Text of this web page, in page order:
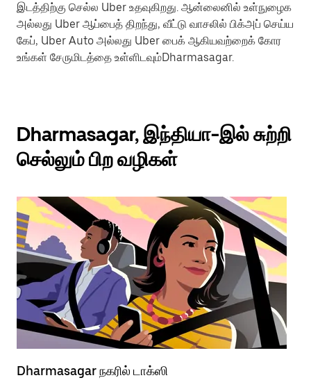
இடத்திற்கு செல்ல Uber உதவுகிறது. ஆன்லைனில் உள்நுழைக
அல்லது Uber ஆப்பைத் திறந்து, வீட்டு வாசலில் பிக்அப் செய்ய
கேப், Uber Auto அல்லது Uber பைக் ஆகியவற்றைக் கோர
உங்கள் சேருமிடத்தை உள்ளிடவும்Dharmasagar.
Dharmasagar, இந்தியா-இல் சுற்றி
செல்லும் பிற வழிகள்
Dharmasagar நகரில் டாக்ஸி